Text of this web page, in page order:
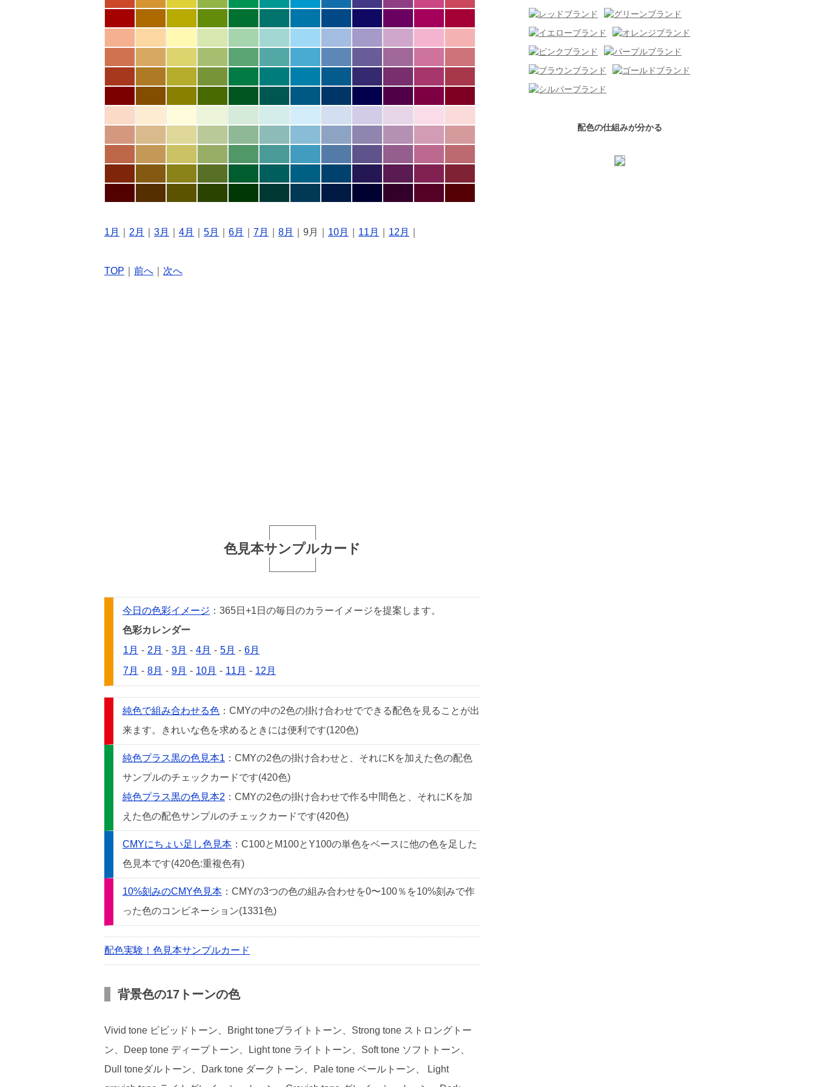
1月 2月 3月 4月 5月 6月 7月 8月 ｜9月｜ 10月 11月 12月
TOP 前へ 次へ
色見本サンプルカード
今日の色彩イメージ ：365日+1日の毎日のカラーイメージを提案します。
色彩カレンダー
1月 - 2月 - 3月 - 4月 - 5月 - 6月
7月 - 8月 - 9月 - 10月 - 11月 - 12月
純色で組み合わせる色 ：CMYの中の2色の掛け合わせでできる配色を見ることが出
来ます。きれいな色を求めるときには便利です(120色)
純色プラス黒の色見本1 ：CMYの2色の掛け合わせと、それにKを加えた色の配色
サンプルのチェックカードです(420色)
純色プラス黒の色見本2 ：CMYの2色の掛け合わせで作る中間色と、それにKを加
えた色の配色サンプルのチェックカードです(420色)
CMYにちょい足し色見本 ：C100とM100とY100の単色をベースに他の色を足した
色見本です(420色:重複色有)
10%刻みのCMY色見本 ：CMYの3つの色の組み合わせを0〜100％を10%刻みで作
った色のコンビネーション(1331色)
配色実験！色見本サンプルカード
背景色の17トーンの色
Vivid tone ビビッドトーン、Bright toneブライトトーン、Strong tone ストロングトー
ン、Deep tone ディープトーン、Light tone ライトトーン、Soft tone ソフトトーン、
Dull toneダルトーン、Dark tone ダークトーン、Pale tone ペールトーン、 Light
配色の仕組みが分かる